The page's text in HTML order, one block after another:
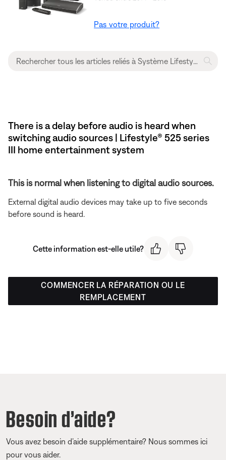
Pas votre produit?
There is a delay before audio is heard when
switching audio sources | Lifestyle® 525 series
III home entertainment system
This is normal when listening to digital audio sources.
External digital audio devices may take up to five seconds
before sound is heard.
Cette information est-elle utile?
COMMENCER LA RÉPARATION OU LE
REMPLACEMENT
Besoin d’aide?
Vous avez besoin d’aide supplémentaire? Nous sommes ici
pour vous aider.